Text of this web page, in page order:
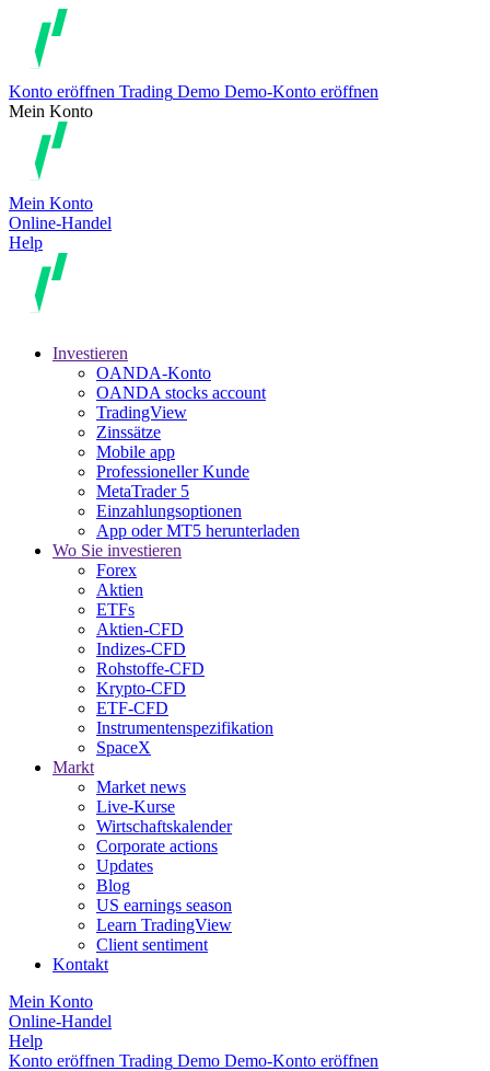
Konto eröffnen Trading Demo Demo-Konto eröffnen
Mein Konto
Mein Konto
Online-Handel
Help
Investieren
OANDA-Konto
OANDA stocks account
TradingView
Zinssätze
Mobile app
Professioneller Kunde
MetaTrader 5
Einzahlungsoptionen
App oder MT5 herunterladen
Wo Sie investieren
Forex
Aktien
ETFs
Aktien-CFD
Indizes-CFD
Rohstoffe-CFD
Krypto-CFD
ETF-CFD
Instrumentenspezifikation
SpaceX
Markt
Market news
Live-Kurse
Wirtschaftskalender
Corporate actions
Updates
Blog
US earnings season
Learn TradingView
Client sentiment
Kontakt
Mein Konto
Online-Handel
Help
Konto eröffnen Trading Demo Demo-Konto eröffnen